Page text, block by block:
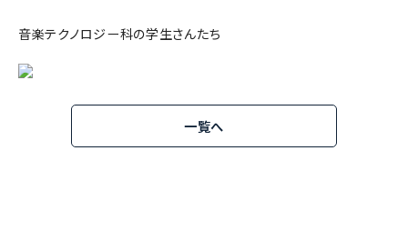
音楽テクノロジー科の学生さんたち
一覧へ